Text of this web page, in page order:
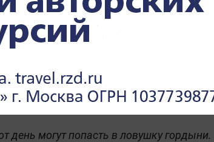
аукнуться затяжными финансовыми
зодиака Телец важно удержаться от
состоятельность.
и потратят
день могут попасть в ловушку гордыни.